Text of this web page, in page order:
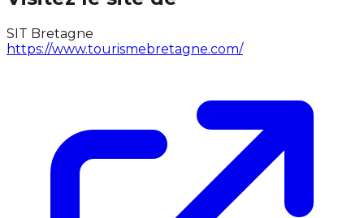
SIT Bretagne
https://www.tourismebretagne.com/